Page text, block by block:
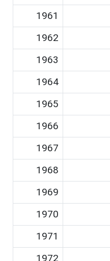
1961
1962
1963
1964
1965
1966
1967
1968
1969
1970
1971
1972